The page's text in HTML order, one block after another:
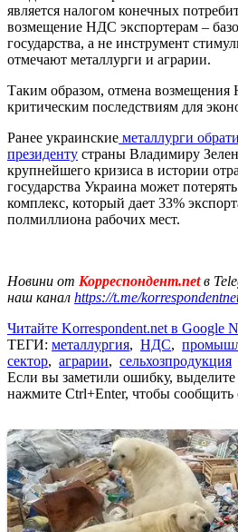
является налогом конечных
возмещение НДС экспортерам –
государства, а не инструмент
отмечают металлурги и аграрии.
Таким образом, отмена возмещения
критическим последствиям для
Ранее украинские металлурги
президенту страны Владимиру
крупнейшего кризиса в истории
государства Украина может
комплекс, который дает 33%
полмиллиона рабочих мест.
Новини от Корреспондент.netв
наш канал https://t.me/
Читайте Korrespondent.net в Google
ТЕГИ: металлургия, НДС,
сектор, аграрии, сельхозпродукция
Если вы заметили ошибку,
нажмите Ctrl+Enter, чтобы сообщить